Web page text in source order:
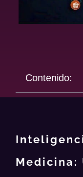
Medicina:
Contenido: